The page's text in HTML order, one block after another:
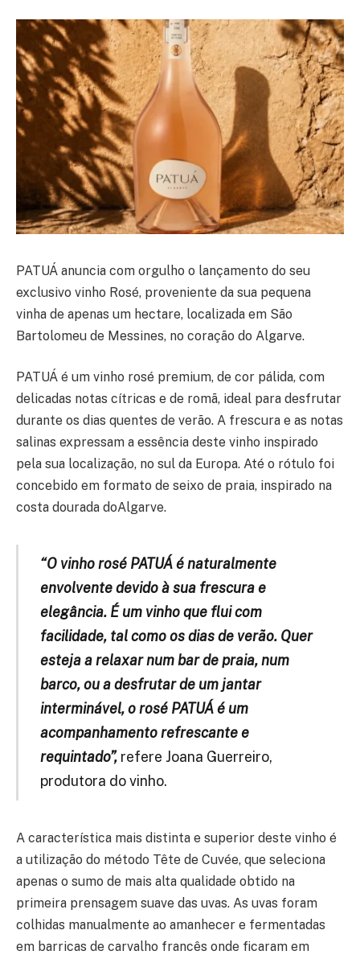
PATUÁ anuncia com orgulho o lançamento do seu
exclusivo vinho Rosé, proveniente da sua pequena
vinha de apenas um hectare, localizada em São
Bartolomeu de Messines, no coração do Algarve.
PATUÁ é um vinho rosé premium, de cor pálida, com
delicadas notas cítricas e de romã, ideal para desfrutar
durante os dias quentes de verão. A frescura e as notas
salinas expressam a essência deste vinho inspirado
pela sua localização, no sul da Europa. Até o rótulo foi
concebido em formato de seixo de praia, inspirado na
costa dourada doAlgarve.
“O vinho rosé PATUÁ é naturalmente
envolvente devido à sua frescura e
elegância. É um vinho que flui com
facilidade, tal como os dias de verão. Quer
esteja a relaxar num bar de praia, num
barco,ou a desfrutar de um jantar
interminável, o rosé PATUÁ é um
acompanhamento refrescante e
requintado”,refere Joana Guerreiro,
produtora do vinho.
A característica mais distinta e superior deste vinho é
a utilização do método Tête de Cuvée, que seleciona
apenas o sumo de mais alta qualidade obtido na
primeira prensagem suave das uvas. As uvas foram
colhidas manualmente ao amanhecer e fermentadas
em barricas de carvalho francês onde ficaram em